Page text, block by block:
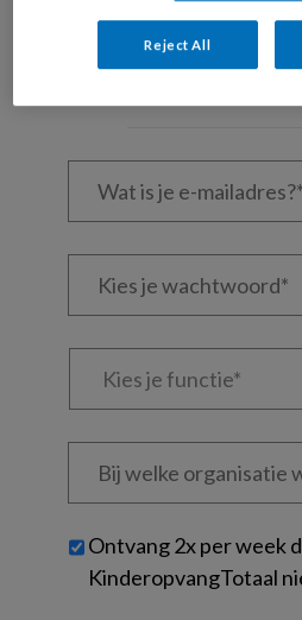
artikelen gratis
Wat
Kies
wachtwoord*
Kies
Bij
welke
je?
Untitled
Ontvang 2x per week
KinderopvangTotaal
Reject All